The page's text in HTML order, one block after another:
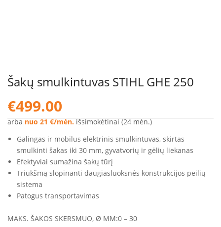
Šakų smulkintuvas STIHL GHE 250
€499.00
arba nuo 21 €/mėn. išsimokėtinai (24 mėn.)
Galingas ir mobilus elektrinis smulkintuvas, skirtas
smulkinti šakas iki 30 mm, gyvatvorių ir gėlių liekanas
Efektyviai sumažina šakų tūrį
Triukšmą slopinanti daugiasluoksnės konstrukcijos peilių
sistema
Patogus transportavimas
MAKS. ŠAKOS SKERSMUO, Ø MM:0 – 30